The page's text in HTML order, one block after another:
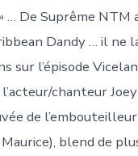
… De Suprême NTM
Dandy … il ne
sur l’épisode
l’acteur/chanteur
de
blend de